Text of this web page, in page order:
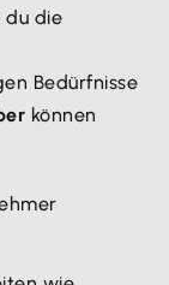
du die
Bedürfnisse
können